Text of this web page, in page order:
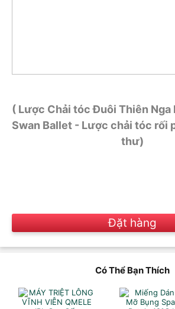
( Lược Chải tóc Đuôi Thiên Nga
Swan Ballet - Lược chải tóc rối
thư)
Đặt hàng
Có Thể Bạn Thích